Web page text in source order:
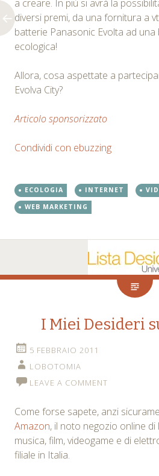
a creare. In più si avrà la
diversi premi, da una fornitura a
batterie Panasonic Evolta ad
ecologica!
Allora, cosa aspettate a
Evolva City?
Articolo sponsorizzato
Condividi con ebuzzing
ECOLOGIA INTERNET
WEB MARKETING
I Miei Desideri
5 FEBBRAIO 2011
LOBOTOMIA
LEAVE A COMMENT
Come forse sapete, anzi
Amazon, il noto negozio online di
musica, film, videogame e di
filiale in Italia.